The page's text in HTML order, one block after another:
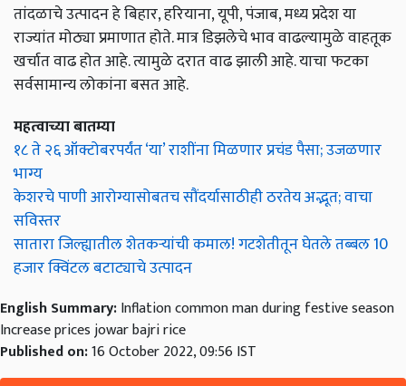
तांदळाचे उत्पादन हे बिहार, हरियाना, यूपी, पंजाब, मध्य प्रदेश या
राज्यांत मोठ्या प्रमाणात होते. मात्र डिझलेचे भाव वाढल्यामुळे वाहतूक
खर्चात वाढ होत आहे. त्यामुळे दरात वाढ झाली आहे. याचा फटका
सर्वसामान्य लोकांना बसत आहे.
महत्वाच्या बातम्या
१८ ते २६ ऑक्टोबरपर्यंत ‘या’ राशींना मिळणार प्रचंड पैसा; उजळणार
भाग्य
केशरचे पाणी आरोग्यासोबतच सौंदर्यासाठीही ठरतेय अद्भूत; वाचा
सविस्तर
सातारा जिल्ह्यातील शेतकऱ्यांची कमाल! गटशेतीतून घेतले तब्बल 10
हजार क्विंटल बटाट्याचे उत्पादन
English Summary:Inflation common man during festive season
Increase prices jowar bajri rice
Published on:16 October 2022, 09:56 IST